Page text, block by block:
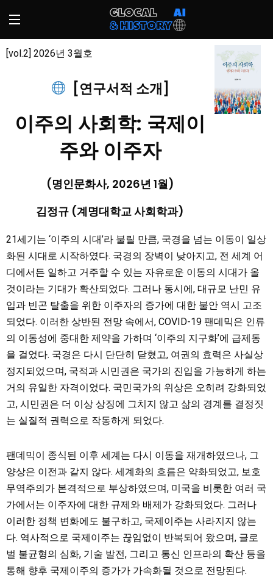
[vol.2] 2026년 3월호
[연구서적 소개]
이주의 사회학: 국제이
주와 이주자
(명인문화사, 2026년 1월)
김정규 (계명대학교 사회학과)
21세기는 ‘이주의 시대’라 불릴 만큼, 국경을 넘는 이동이 일상
화된 시대로 시작하였다. 국경의 장벽이 낮아지고, 전 세계 어
디에서든 일하고 거주할 수 있는 자유로운 이동의 시대가 올
것이라는 기대가 확산되었다. 그러나 동시에, 대규모 난민 유
입과 빈곤 탈출을 위한 이주자의 증가에 대한 불안 역시 고조
되었다. 이러한 상반된 전망 속에서, COVID-19 팬데믹은 인류
의 이동성에 중대한 제약을 가하며 ‘이주의 지구화’에 급제동
을 걸었다. 국경은 다시 단단히 닫혔고, 여권의 효력은 사실상
정지되었으며, 국적과 시민권은 국가의 진입을 가능하게 하는
거의 유일한 자격이었다. 국민국가의 위상은 오히려 강화되었
고, 시민권은 더 이상 상징에 그치지 않고 삶의 경계를 결정짓
는 실질적 권력으로 작동하게 되었다.
팬데믹이 종식된 이후 세계는 다시 이동을 재개하였으나, 그
양상은 이전과 같지 않다. 세계화의 흐름은 약화되었고, 보호
무역주의가 본격적으로 부상하였으며, 미국을 비롯한 여러 국
가에서는 이주자에 대한 규제와 배제가 강화되었다. 그러나
이러한 정책 변화에도 불구하고, 국제이주는 사라지지 않는
다. 역사적으로 국제이주는 끊임없이 반복되어 왔으며, 글로
벌 불균형의 심화, 기술 발전, 그리고 통신 인프라의 확산 등을
통해 향후 국제이주의 증가가 가속화될 것으로 전망된다.